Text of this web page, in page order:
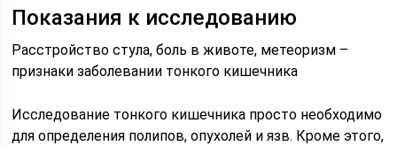
Показания к исследованию
Расстройство стула, боль в животе, метеоризм –
признаки заболевании тонкого кишечника
Исследование тонкого кишечника просто необходимо
для определения полипов, опухолей и язв. Кроме этого,